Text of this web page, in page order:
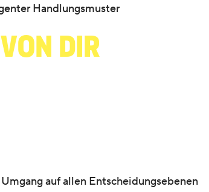
Handlungsmuster
dir
auf allen Entscheidungsebenen